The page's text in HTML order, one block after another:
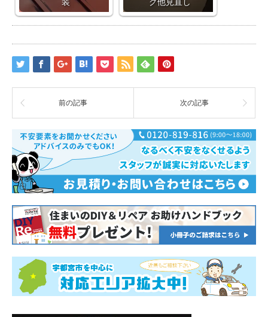
前の記事 次の記事